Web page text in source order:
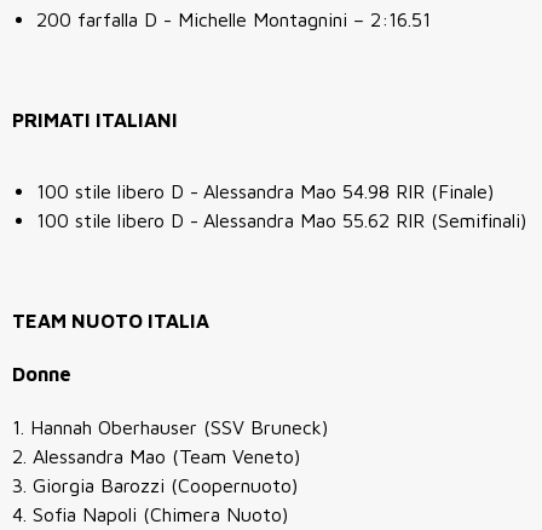
200 farfalla D - Michelle Montagnini – 2:16.51
PRIMATI ITALIANI
100 stile libero D - Alessandra Mao 54.98 RIR (Finale)
100 stile libero D - Alessandra Mao 55.62 RIR (Semifinali)
TEAM NUOTO ITALIA
Donne
1. Hannah Oberhauser (SSV Bruneck)
2. Alessandra Mao (Team Veneto)
3. Giorgia Barozzi (Coopernuoto)
4. Sofia Napoli (Chimera Nuoto)